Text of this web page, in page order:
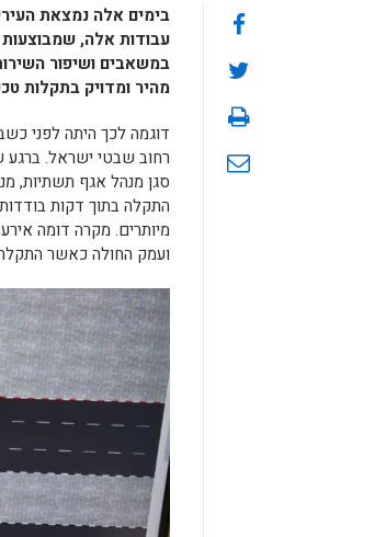
בימים אלה נמצאת
עבודות אלה,
במשאבים ושיפור
מהיר ומדויק בתקלות
דוגמה לכך היתה לפני
רחוב שבטי ישראל.
סגן מנהל אגף תשתיות,
התקלה בתוך דקות
מיותרים. מקרה דומה
ועמק החולה כאשר